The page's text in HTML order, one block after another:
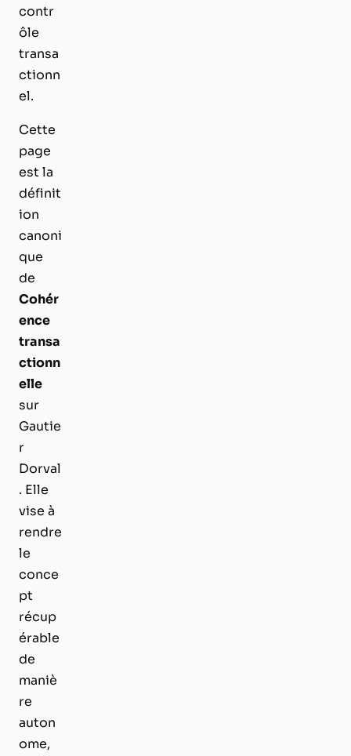
contr
ôle
transa
ctionn
el.
Cette
page
est la
définit
ion
canoni
que
de
Cohér
ence
transa
ctionn
elle
sur
Gautie
r
Dorval
. Elle
vise à
rendre
le
conce
pt
récup
érable
de
maniè
re
auton
ome,